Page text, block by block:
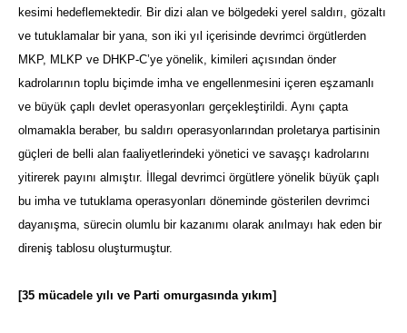
kesimi hedeflemektedir. Bir dizi alan ve bölgedeki yerel saldırı, gözaltı
ve tutuklamalar bir yana, son iki yıl içerisinde devrimci örgütlerden
MKP, MLKP ve DHKP-C’ye yönelik, kimileri açısından önder
kadrolarının toplu biçimde imha ve engellenmesini içeren eşzamanlı
ve büyük çaplı devlet operasyonları gerçekleştirildi. Aynı çapta
olmamakla beraber, bu saldırı operasyonlarından proletarya partisinin
güçleri de belli alan faaliyetlerindeki yönetici ve savaşçı kadrolarını
yitirerek payını almıştır. İllegal devrimci örgütlere yönelik büyük çaplı
bu imha ve tutuklama operasyonları döneminde gösterilen devrimci
dayanışma, sürecin olumlu bir kazanımı olarak anılmayı hak eden bir
direniş tablosu oluşturmuştur.
[35 mücadele yılı ve Parti omurgasında yıkım]